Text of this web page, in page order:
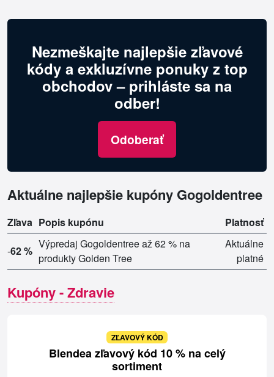
Nezmeškajte najlepšie zľavové
kódy a exkluzívne ponuky z top
obchodov – prihláste sa na
odber!
Odoberať
Aktuálne najlepšie kupóny Gogoldentree
Zľava Popis kupónu Platnosť
-62 %
Výpredaj Gogoldentree až 62 % na
produkty Golden Tree
Aktuálne
platné
Kupóny - Zdravie
ZĽAVOVÝ KÓD
Blendea zľavový kód 10 % na celý
sortiment